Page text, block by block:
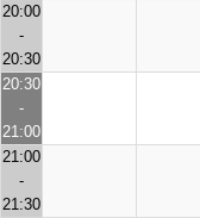
20:00
-
20:30
20:30
-
21:00
21:00
-
21:30